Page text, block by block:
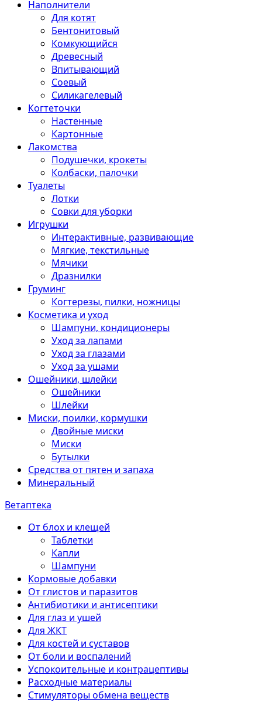
Наполнители
Для котят
Бентонитовый
Комкующийся
Древесный
Впитывающий
Соевый
Силикагелевый
Когтеточки
Настенные
Картонные
Лакомства
Подушечки, крокеты
Колбаски, палочки
Туалеты
Лотки
Совки для уборки
Игрушки
Интерактивные, развивающие
Мягкие, текстильные
Мячики
Дразнилки
Груминг
Когтерезы, пилки, ножницы
Косметика и уход
Шампуни, кондиционеры
Уход за лапами
Уход за глазами
Уход за ушами
Ошейники, шлейки
Ошейники
Шлейки
Миски, поилки, кормушки
Двойные миски
Миски
Бутылки
Средства от пятен и запаха
Минеральный
Ветаптека
От блох и клещей
Таблетки
Капли
Шампуни
Кормовые добавки
От глистов и паразитов
Антибиотики и антисептики
Для глаз и ушей
Для ЖКТ
Для костей и суставов
От боли и воспалений
Успокоительные и контрацептивы
Расходные материалы
Стимуляторы обмена веществ